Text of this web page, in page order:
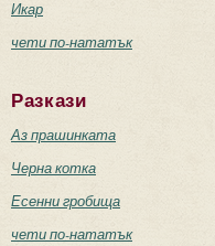
Икар
чети по-нататък
Разкази
Аз прашинката
Черна котка
Есенни гробища
чети по-нататък